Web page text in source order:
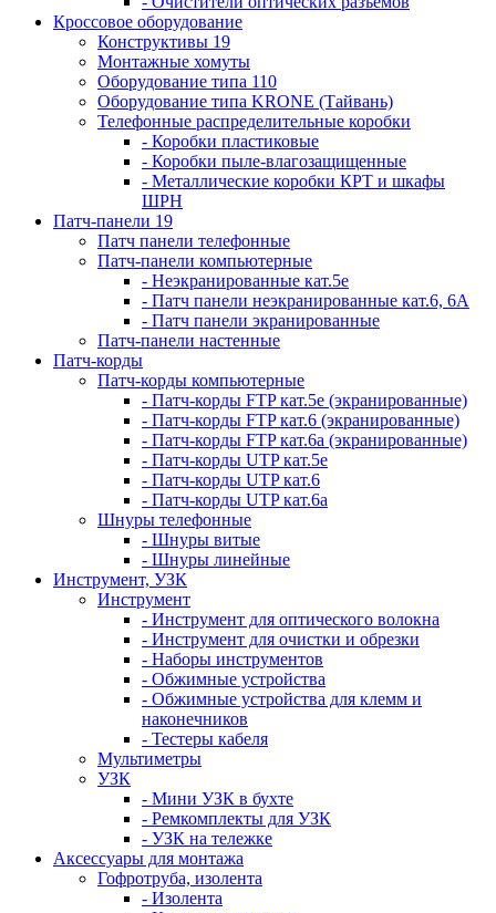
Кроссовое оборудование
Конструктивы 19
Монтажные хомуты
Оборудование типа 110
Оборудование типа KRONE (Тайвань)
Телефонные распределительные коробки
- Коробки пластиковые
- Коробки пыле-влагозащищенные
- Металлические коробки КРТ и шкафы
ШРН
Патч-панели 19
Патч панели телефонные
Патч-панели компьютерные
- Неэкранированные кат.5е
- Патч панели неэкранированные кат.6, 6А
- Патч панели экранированные
Патч-панели настенные
Патч-корды
Патч-корды компьютерные
- Патч-корды FTP кат.5е (экранированные)
- Патч-корды FTP кат.6 (экранированные)
- Патч-корды FTP кат.6а (экранированные)
- Патч-корды UTP кат.5е
- Патч-корды UTP кат.6
- Патч-корды UTP кат.6а
Шнуры телефонные
- Шнуры витые
- Шнуры линейные
Инструмент, УЗК
Инструмент
- Инструмент для оптического волокна
- Инструмент для очистки и обрезки
- Наборы инструментов
- Обжимные устройства
- Обжимные устройства для клемм и
наконечников
- Тестеры кабеля
Мультиметры
УЗК
- Мини УЗК в бухте
- Ремкомплекты для УЗК
- УЗК на тележке
Аксессуары для монтажа
Гофротруба, изолента
- Изолента